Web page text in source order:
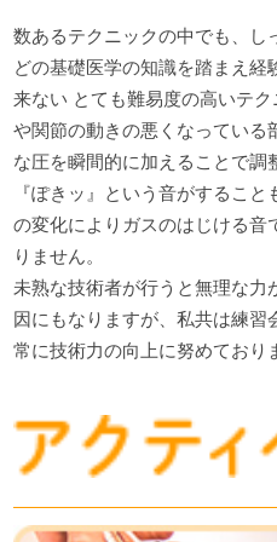
数あるテクニックの中でも、し
どの基礎医学の知識を踏まえ経
来ない とても難易度の高いテ
や関節の動きの悪くなっている
な圧を瞬間的に加えることで調
『ぽきッ』という音がするこ
の変化によりガスのはじける音
りません。
未熟な技術者が行うと無理な力
因にもなりますが、私共は練
常に技術力の向上に努めており